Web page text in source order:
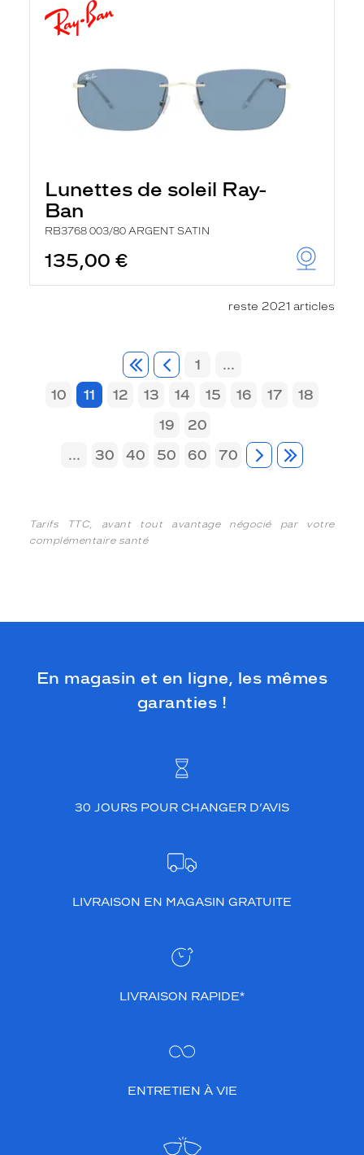
Lunettes de soleil Ray-
Ban
RB3768 003/80 ARGENT SATIN
135,00 €
reste 2021 articles
1
...
10
11 12 13 14 15 16 17
18
19
20
...
30 40 50 60 70
Tarifs TTC, avant tout avantage négocié par votre
complémentaire santé
En magasin et en ligne, les mêmes
garanties !
30 JOURS POUR CHANGER D’AVIS
LIVRAISON EN MAGASIN GRATUITE
LIVRAISON RAPIDE*
ENTRETIEN À VIE